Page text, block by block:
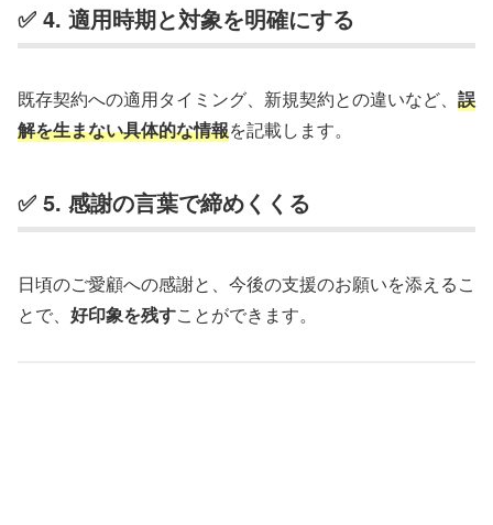
✅ 4. 適用時期と対象を明確にする
既存契約への適用タイミング、新規契約との違いなど、 誤
解を生まない具体的な情報を記載します。
✅ 5. 感謝の言葉で締めくくる
日頃のご愛顧への感謝と、今後の支援のお願いを添えるこ
とで、 好印象を残すことができます。